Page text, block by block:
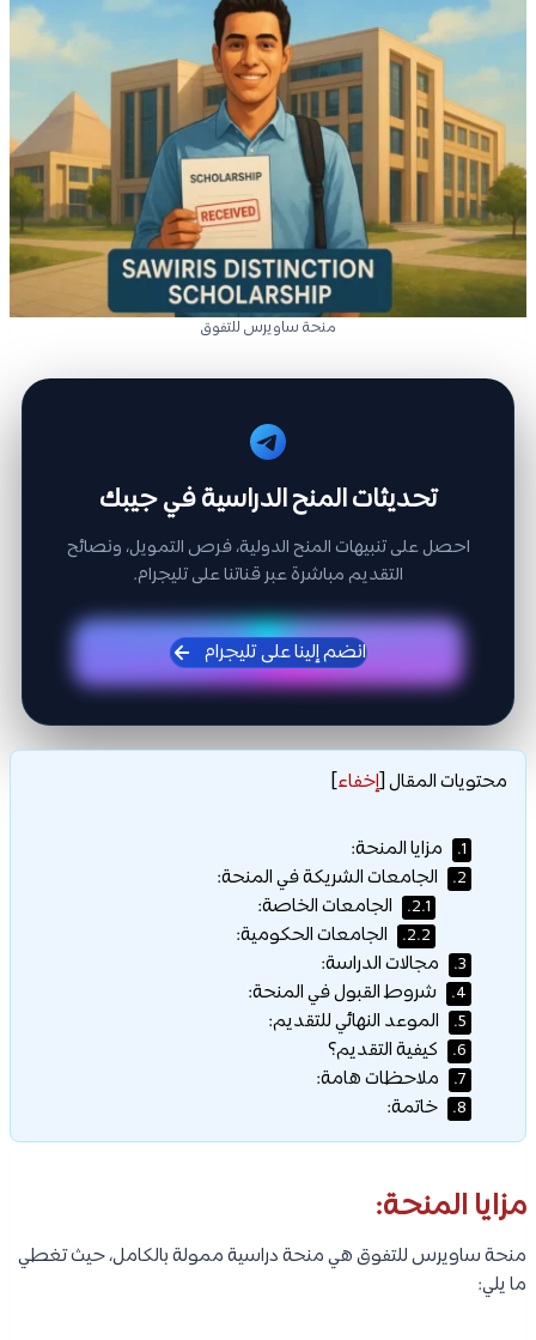
منحة ساويرس للتفوق
تحديثات المنح الدراسية في جيبك
احصل على تنبيهات المنح الدولية، فرص التمويل، ونصائح
التقديم مباشرة عبر قناتنا على تليجرام.
انضم إلينا على تليجرام
محتويات المقال[إخفاء]
1. مزايا المنحة:
2. الجامعات الشريكة في المنحة:
2.1. الجامعات الخاصة:
2.2. الجامعات الحكومية:
3. مجالات الدراسة:
4. شروط القبول في المنحة:
5. الموعد النهائي للتقديم:
6. كيفية التقديم؟
7. ملاحظات هامة:
8. خاتمة:
مزايا المنحة:
منحة ساويرس للتفوق هي منحة دراسية ممولة بالكامل، حيث تغطي
ما يلي: